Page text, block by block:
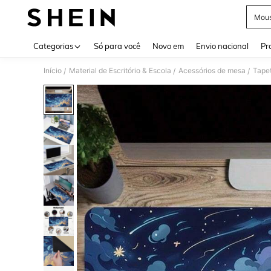
Categorias Só para você Novo em Envio nacional
Início / Material de Escritório & Escola / Acessórios de mesa /